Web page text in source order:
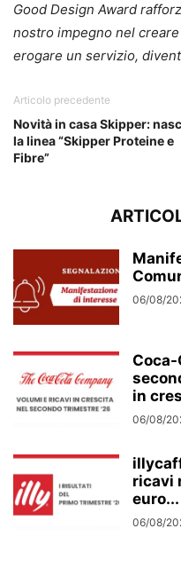
Good Design Award
nostro impegno nel
erogare un servizio,
Articolo precedente
Novità in casa Skipper:
la linea “Skipper Proteine e
Fibre”
06/08/
Coca-
in
06/08/
ricavi
euro...
06/08/